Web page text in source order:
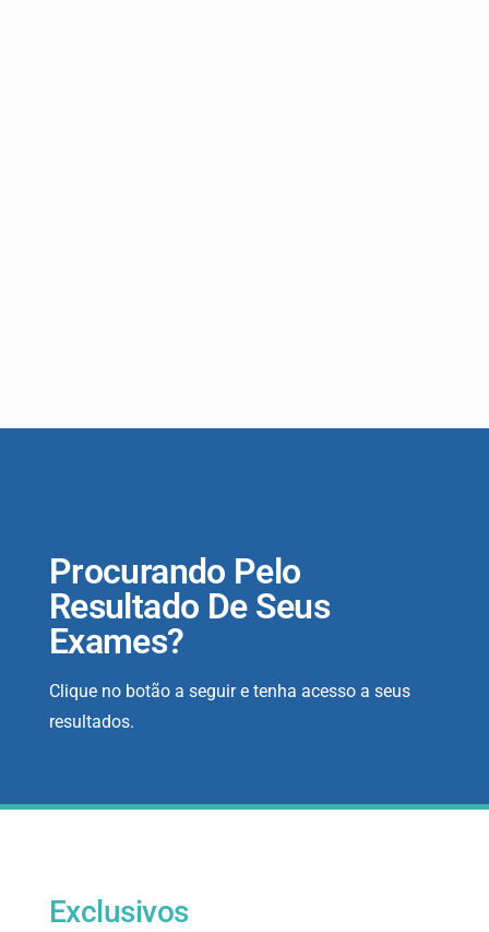
Procurando Pelo
Resultado De Seus
Exames?
Clique no botão a seguir e tenha acesso a seus
resultados.
Exclusivos